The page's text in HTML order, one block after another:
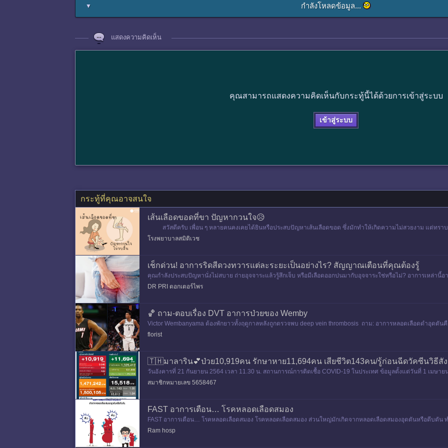
▼ กำลังโหลดข้อมูล...
แสดงความคิดเห็น
คุณสามารถแสดงความคิดเห็นกับกระทู้นี้ได้ด้วยการเข้าสู่ระบบ
เข้าสู่ระบบ
กระทู้ที่คุณอาจสนใจ
เส้นเลือดขอดที่ขา ปัญหากวนใจ😥
สวัสดีครับ เพื่อน ๆ หลายคนคงเคยได้ยินหรือประสบปัญหาเส้นเลือดขอด ซึ่งมักทำให้เกิดความไม่สวยงาม แต่ทราบ
วะแทรกซ้อนที่ร
โรงพยาบาลสมิติเวช
เช็กด่วน! อาการริดสีดวงทวารแต่ละระยะเป็นอย่างไร? สัญญาณเตือนที่คุณต้องรู้
คุณกำลังประสบปัญหานั่งไม่สบาย ถ่ายอุจจาระแล้วรู้สึกเจ็บ หรือมีเลือดออกปนมากับอุจจาระใช่หรือไม่? อาการเหล่านี้
ายคนกำลังเผชิญและอาจมองข้าม
DR PRI ดอกเตอร์ไพร
🏀 ถาม-ตอบเรื่อง DVT อาการป่วยของ Wemby
Victor Wembanyama ต้องพักยาวทั้งฤดูกาลหลังถูกตรวจพบ deep vein thrombosis ถาม: อาการหลอดเลือดดําอุดตัน
florist
🇹🇭มาลาริน💕ป่วย10,919คน รักษาหาย11,694คน เสียชีวิต143คน/รู้ก่อนฉีดวัคซีนวิธีสัง
วันอังคารที่ 21 กันยายน 2564 เวลา 11.30 น. สถานการณ์การติดเชื้อ COVID-19 ในประเทศ ข้อมูลตั้งแต่วันที่ 1 เมษา
สมาชิกหมายเลข 5658467
FAST อาการเตือน… โรคหลอดเลือดสมอง
FAST อาการเตือน… โรคหลอดเลือดสมอง โรคหลอดเลือดสมอง ส่วนใหญ่มักเกิดจากหลอดเลือดสมองอุดตันหรือตีบตัน
าการของอัมพฤกษ์ อัมพาต โรคนี้สามารถเ
Ram hosp